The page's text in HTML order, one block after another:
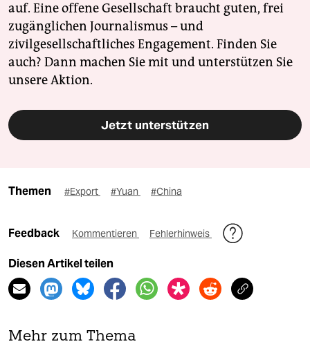
auf. Eine offene Gesellschaft braucht guten, frei
zugänglichen Journalismus – und
zivilgesellschaftliches Engagement. Finden Sie
auch? Dann machen Sie mit und unterstützen Sie
unsere Aktion.
Jetzt unterstützen
Themen #Export #Yuan #China
Feedback Kommentieren Fehlerhinweis
Diesen Artikel teilen
Mehr zum Thema